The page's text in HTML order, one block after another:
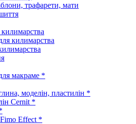
трафарети, мати
килимарства
макраме *
моделін, пластилін *
Cernit *
Fimo Effect *